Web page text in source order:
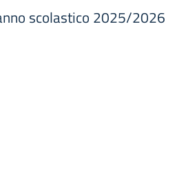
scolastico 2025/2026